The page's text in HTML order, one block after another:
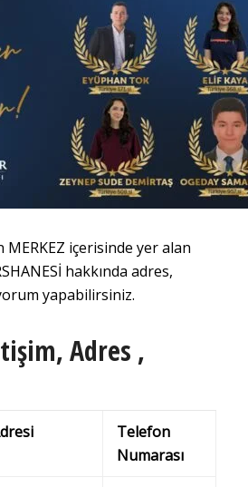
MERKEZ içerisinde yer alan
hakkında adres,
yapabilirsiniz.
Adres ,
Telefon
Numarası